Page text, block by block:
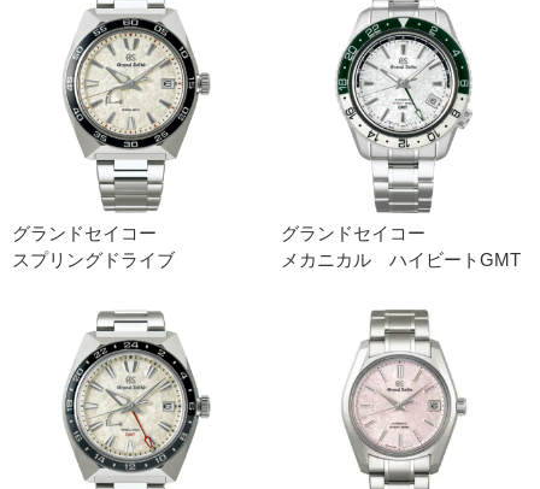
グランドセイコー
スプリングドライブ
グランドセイコー
メカニカル ハイビートGMT